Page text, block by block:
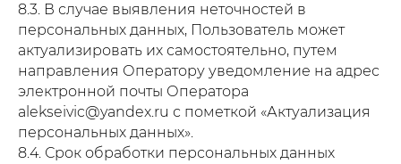
8.3. В случае выявления неточностей в
персональных данных, Пользователь может
актуализировать их самостоятельно, путем
направления Оператору уведомление на адрес
электронной почты Оператора
alekseivic@yandex.ru с пометкой «Актуализация
персональных данных».
8.4. Срок обработки персональных данных
политикой конфиденциальности
НАШИ
КОНТАКТЫ